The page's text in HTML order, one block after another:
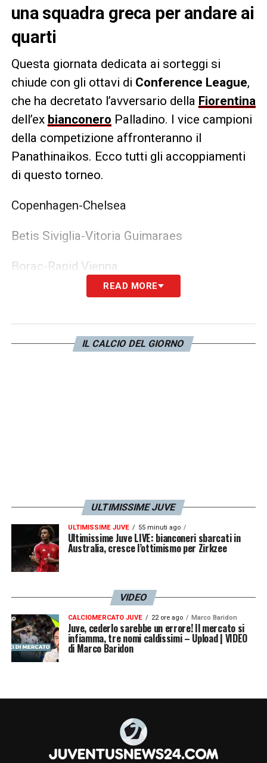
una squadra greca per andare ai
quarti
Questa giornata dedicata ai sorteggi si
chiude con gli ottavi di Conference League,
che ha decretato l’avversario della Fiorentina
dell’ex bianconero Palladino. I vice campioni
della competizione affronteranno il
Panathinaikos. Ecco tutti gli accoppiamenti
di questo torneo.
Copenhagen-Chelsea
Betis Siviglia-Vitoria Guimaraes
Borac-Rapid Vienna
Panathinaikos-Fiorentina
Pafos-Djurgarden
READ MORE
IL CALCIO DEL GIORNO
ULTIMISSIME JUVE
ULTIMISSIME JUVE 55 minuti ago
Ultimissime Juve LIVE: bianconeri sbarcati in
Australia, cresce l’ottimismo per Zirkzee
VIDEO
CALCIOMERCATO JUVE 22 ore ago Marco Baridon
Juve, cederlo sarebbe un errore! Il mercato si
infiamma, tre nomi caldissimi – Upload | VIDEO
di Marco Baridon